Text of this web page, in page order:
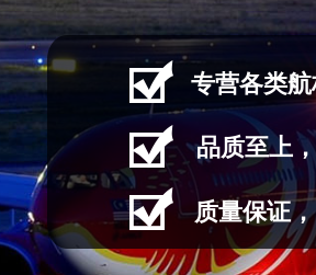
专营各类
品质至上
质量保证